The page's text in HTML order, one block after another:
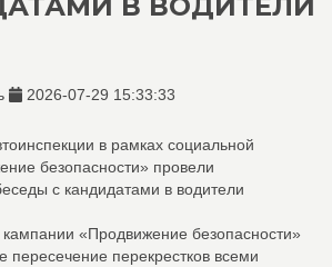
В ВОДИТЕЛИ
2026-07-29 15:33:33
в рамках социальной
безопасности» провели
с кандидатами в водители
кампании «Продвижение безопасности»
пересечение перекрестков всеми